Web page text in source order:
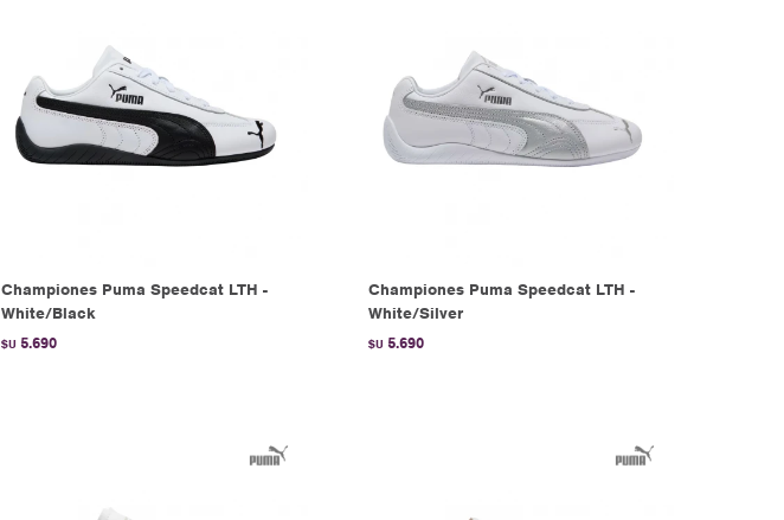
Championes Puma Speedcat LTH -
White/Black
$U 5.690
Championes Puma Speedcat LTH -
White/Silver
$U 5.690